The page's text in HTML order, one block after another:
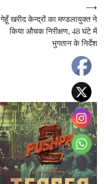
गेहूँ खरीद केन्द्रों का मण्डलायुक्त ने
किया औचक निरीक्षण, 48 घंटे में
भुगतान के निर्देश
⟶